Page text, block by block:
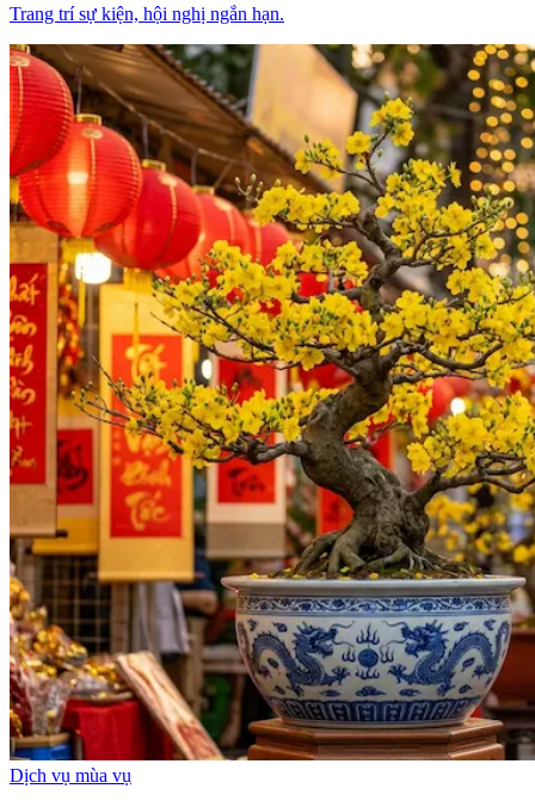
Trang trí sự kiện, hội nghị ngắn hạn.
Dịch vụ mùa vụ